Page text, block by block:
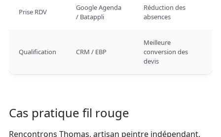
Prise RDV
Google Agenda
/ Batappli
Réduction des
absences
Qualification CRM / EBP
Meilleure
conversion des
devis
Cas pratique fil rouge
Rencontrons Thomas, artisan peintre indépendant.